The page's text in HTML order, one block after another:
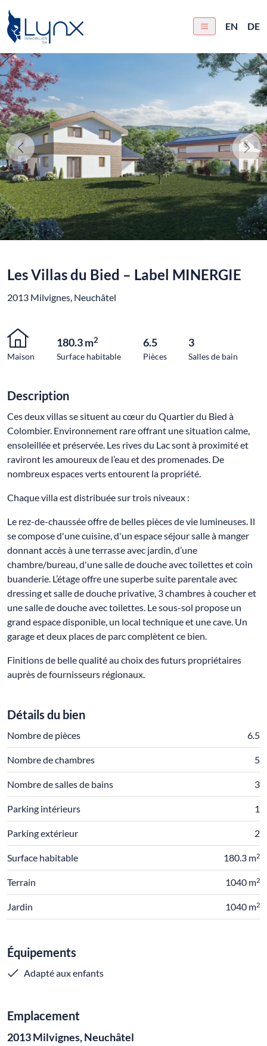
EN DE
Les Villas du Bied – Label MINERGIE
2013 Milvignes, Neuchâtel
Maison
180.3 m2
Surface habitable
6.5
Pièces
3
Salles de bain
Description
Ces deux villas se situent au cœur du Quartier du Bied à
Colombier. Environnement rare offrant une situation calme,
ensoleillée et préservée. Les rives du Lac sont à proximité et
raviront les amoureux de l’eau et des promenades. De
nombreux espaces verts entourent la propriété.
Chaque villa est distribuée sur trois niveaux :
Le rez-de-chaussée offre de belles pièces de vie lumineuses. Il
se compose d'une cuisine, d'un espace séjour salle à manger
donnant accès à une terrasse avec jardin, d’une
chambre/bureau, d'une salle de douche avec toilettes et coin
buanderie. L’étage offre une superbe suite parentale avec
dressing et salle de douche privative, 3 chambres à coucher et
une salle de douche avec toilettes. Le sous-sol propose un
grand espace disponible, un local technique et une cave. Un
garage et deux places de parc complètent ce bien.
Finitions de belle qualité au choix des futurs propriétaires
auprès de fournisseurs régionaux.
Détails du bien
Nombre de pièces 6.5
Nombre de chambres 5
Nombre de salles de bains 3
Parking intérieurs 1
Parking extérieur 2
Surface habitable 180.3 m2
Terrain 1040 m2
Jardin 1040 m2
Équipements
Adapté aux enfants
Emplacement
2013 Milvignes, Neuchâtel